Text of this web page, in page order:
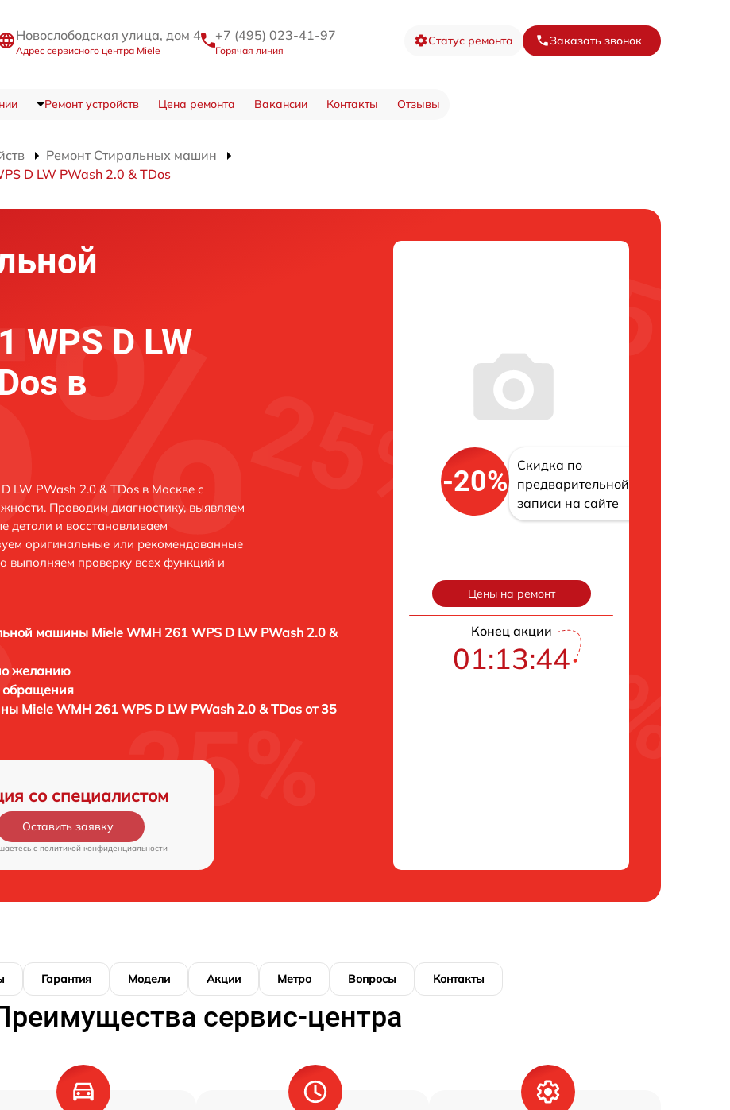
Новослободская улица, дом 4
Адрес сервисного центра Miele
+7 (495) 023-41-97
Горячая линия
Статус ремонта Заказать звонок
Ремонт устройств Цена ремонта Вакансии Контакты Отзывы
Ремонт Стиральных машин
D LW PWash 2.0 & TDos
WPS D LW
в
LW PWash 2.0 & TDos в Москве с
Проводим диагностику, выявляем
детали и восстанавливаем
оригинальные или рекомендованные
выполняем проверку всех функций и
машины Miele WMH 261 WPS D LW PWash 2.0 &
желанию
обращения
Miele WMH 261 WPS D LW PWash 2.0 & TDos от 35
со специалистом
Оставить заявку
c политикой конфиденциальности
-20%
Скидка по
предварительной
записи на сайте
Цены на ремонт
Конец акции
01:13:43
Гарантия Модели Акции Метро Вопросы Контакты
сервис-центра